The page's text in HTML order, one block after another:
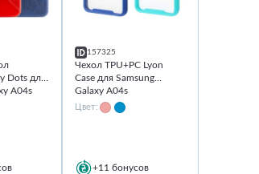
Dots для
A04s
157325
Чехол TPU+PC Lyon
Case для Samsung
Galaxy A04s
Цвет:
+11 бонусов